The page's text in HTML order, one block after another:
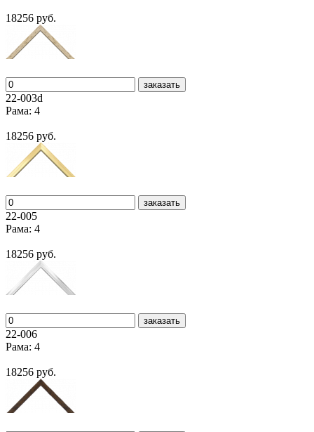
18256 руб.
заказать
22-003d
Рама: 4
18256 руб.
заказать
22-005
Рама: 4
18256 руб.
заказать
22-006
Рама: 4
18256 руб.